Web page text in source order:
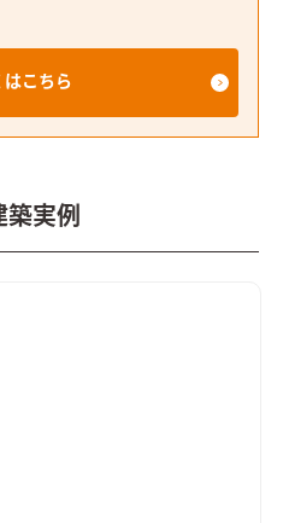
はこちら
築実例